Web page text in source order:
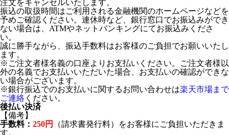
注文をキャンセルいたします。
振込の取扱時間はご利用される金融機関のホームページなどを
予めご確認ください。連休時など、銀行窓口でお振込みができ
ない場合は、ATMやネットバンキングにてお振込みくださ
い。
誠に勝手ながら、振込手数料はお客様のご負担でお願いいたし
ます。
※ご注文者様名義の口座よりお支払いください。ご注文者様以
外の名義でお支払いいただいた場合、お支払いの確認ができな
い場合がございます。
※銀行振込でのお支払いに関するお問い合わせは楽天市場まで
ご連絡 ください。
後払い決済
【備考】
手数料： 250円
（請求書発行料）をお客様にご負担いただきま
す。